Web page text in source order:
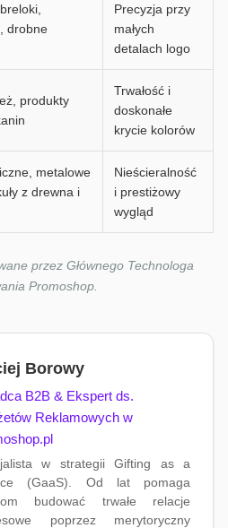
drobne
Precyzja przy
małych
detalach logo
produkty
Trwałość i
doskonałe
krycie kolorów
metalowe
z drewna i
Nieścieralność
i prestiżowy
wygląd
przez Głównego Technologa
Promoshop.
Borowy
B2B & Ekspert ds.
Reklamowych w
w strategii Gifting as a
(GaaS). Od lat pomaga
budować trwałe relacje
poprzez merytoryczny